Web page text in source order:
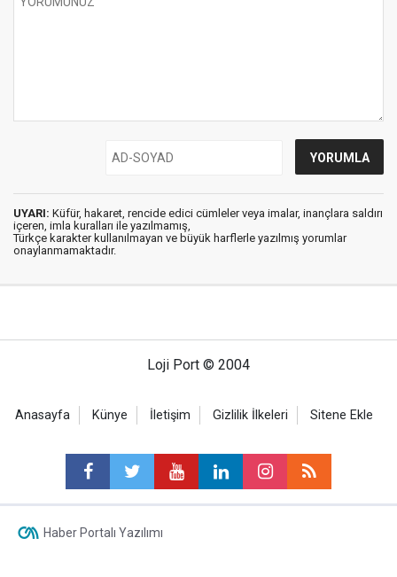
UYARI: Küfür, hakaret, rencide edici cümleler veya imalar, inançlara saldırı
içeren, imla kuralları ile yazılmamış,
Türkçe karakter kullanılmayan ve büyük harflerle yazılmış yorumlar
onaylanmamaktadır.
Loji Port © 2004
Anasayfa Künye İletişim Gizlilik İlkeleri Sitene Ekle
Haber Portalı Yazılımı